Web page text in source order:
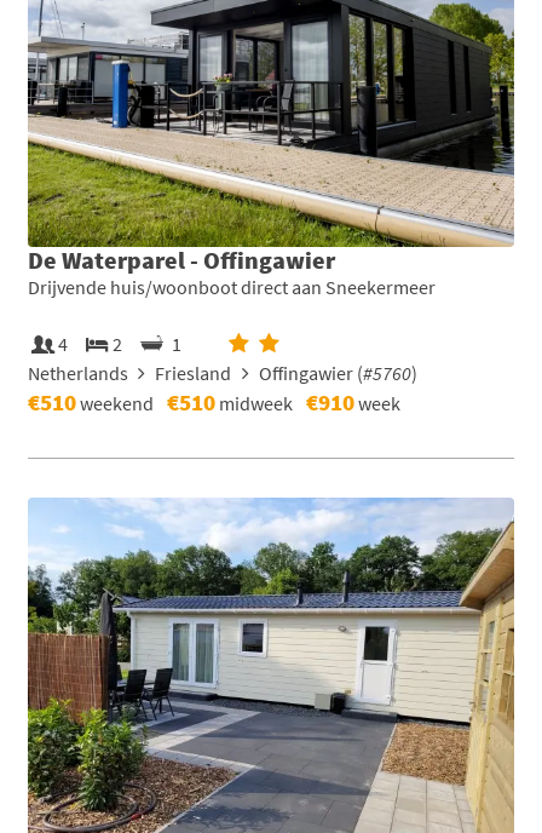
De Waterparel - Offingawier
Drijvende huis/woonboot direct aan Sneekermeer
4 2
1
Netherlands
Friesland Offingawier (#5760)
€510weekend €510 midweek €910week